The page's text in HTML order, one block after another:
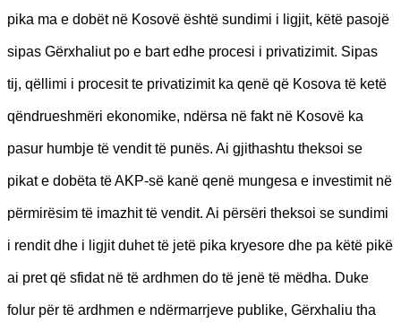
pika ma e dobët në Kosovë është sundimi i ligjit, këtë pasojë
sipas Gërxhaliut po e bart edhe procesi i privatizimit. Sipas
tij, qëllimi i procesit te privatizimit ka qenë që Kosova të ketë
qëndrueshmëri ekonomike, ndërsa në fakt në Kosovë ka
pasur humbje të vendit të punës. Ai gjithashtu theksoi se
pikat e dobëta të AKP-së kanë qenë mungesa e investimit në
përmirësim të imazhit të vendit. Ai përsëri theksoi se sundimi
i rendit dhe i ligjit duhet të jetë pika kryesore dhe pa këtë pikë
ai pret që sfidat në të ardhmen do të jenë të mëdha. Duke
folur për të ardhmen e ndërmarrjeve publike, Gërxhaliu tha